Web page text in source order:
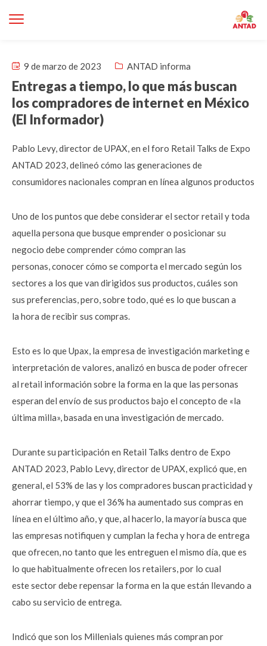
9 de marzo de 2023 ANTAD informa
Entregas a tiempo, lo que más buscan
los compradores de internet en México
(El Informador)
Pablo Levy, director de UPAX, en el foro Retail Talks de Expo
ANTAD 2023, delineó cómo las generaciones de
consumidores nacionales compran en línea algunos productos
Uno de los puntos que debe considerar el sector retail y toda
aquella persona que busque emprender o posicionar su
negocio debe comprender cómo compran las
personas, conocer cómo se comporta el mercado según los
sectores a los que van dirigidos sus productos, cuáles son
sus preferencias, pero, sobre todo, qué es lo que buscan a
la hora de recibir sus compras.
Esto es lo que Upax, la empresa de investigación marketing e
interpretación de valores, analizó en busca de poder ofrecer
al retail información sobre la forma en la que las personas
esperan del envío de sus productos bajo el concepto de «la
última milla», basada en una investigación de mercado.
Durante su participación en Retail Talks dentro de Expo
ANTAD 2023, Pablo Levy, director de UPAX, explicó que, en
general, el 53% de las y los compradores buscan practicidad y
ahorrar tiempo, y que el 36% ha aumentado sus compras en
línea en el último año, y que, al hacerlo, la mayoría busca que
las empresas notifiquen y cumplan la fecha y hora de entrega
que ofrecen, no tanto que les entreguen el mismo día, que es
lo que habitualmente ofrecen los retailers, por lo cual
este sector debe repensar la forma en la que están llevando a
cabo su servicio de entrega.
Indicó que son los Millenials quienes más compran por